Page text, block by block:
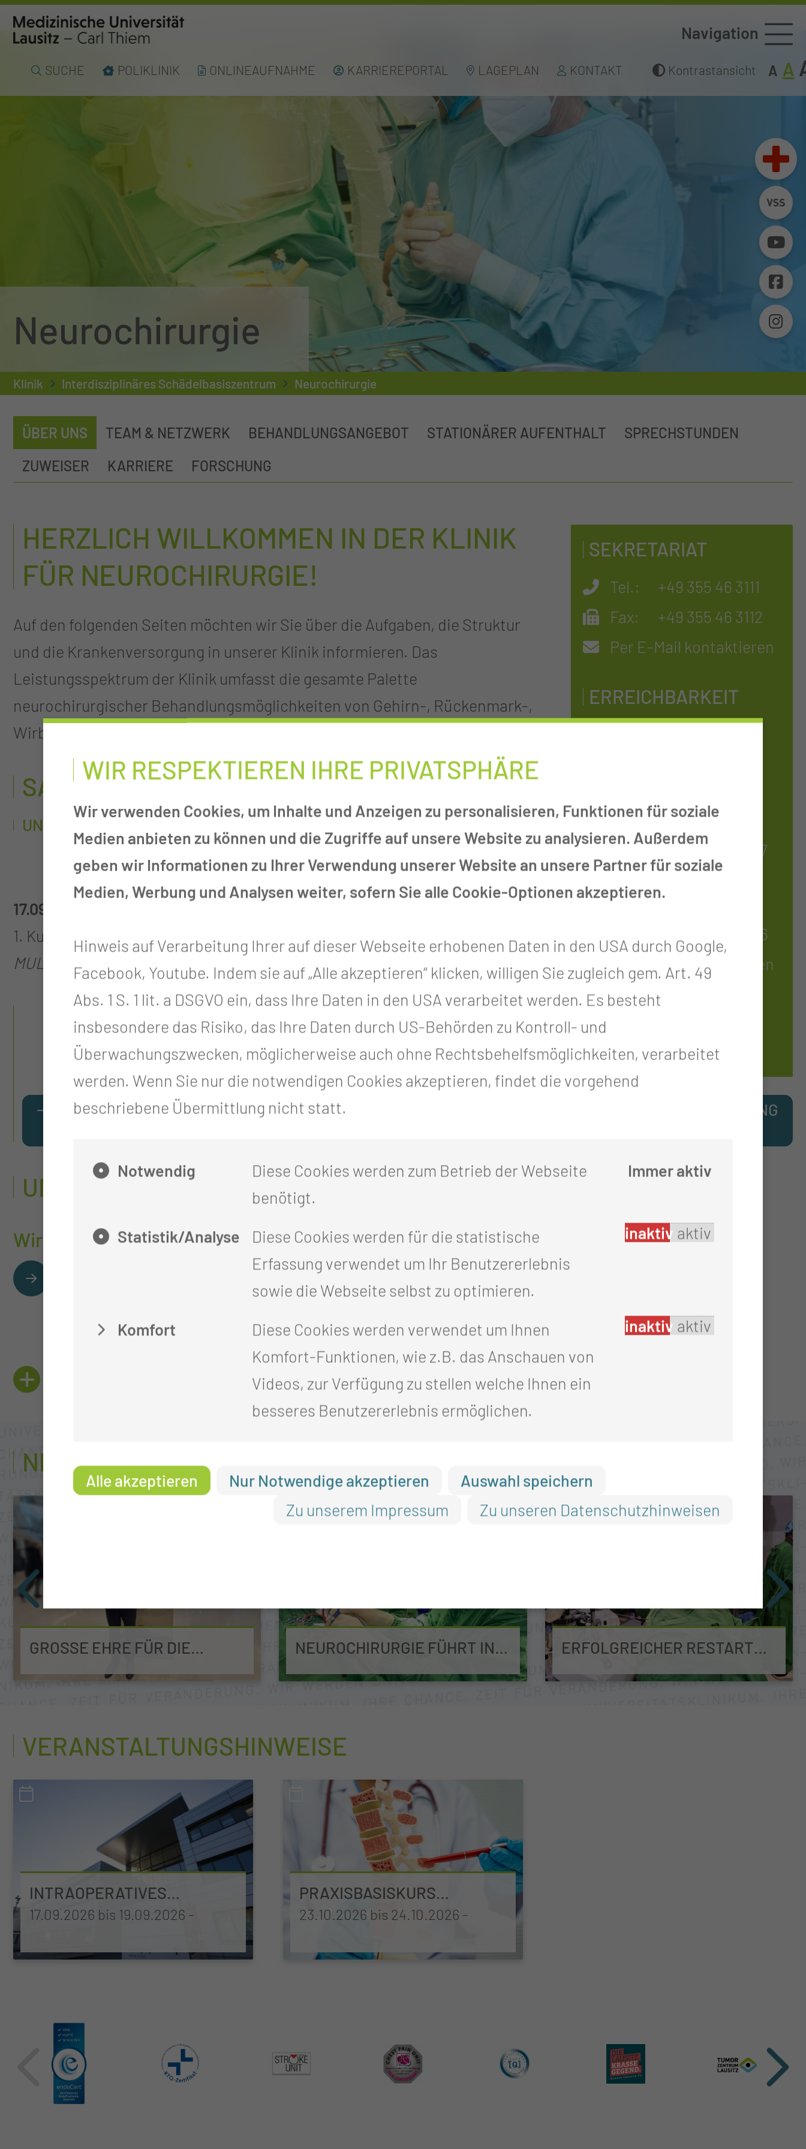
SUCHE POLIKLINIK ONLINEAUFNAHME KARRIEREPORTAL LAGEPLAN KONTAKT Kontrastansicht A A
Navigation
Neurochirurgie
Klinik Interdisziplinäres Schädelbasiszentrum Neurochirurgie
ÜBER UNS TEAM & NETZWERK BEHANDLUNGSANGEBOT STATIONÄRER AUFENTHALT
SPRECHSTUNDEN
ZUWEISER
KARRIERE FORSCHUNG
SEKRETARIAT
Tel.:
+49 355 46 3111
Fax:
+49 355 46 3112
Per E-Mail kontaktieren
ERREICHBARKEIT
TERMINVERGABE
Tel.:
+49 355 46 3377
(Neurochirurgische
Ambulanz)
+49 355 46 3376
Per E-Mail kontaktieren
SO FINDEN SIE UNS
finder.ctk.de
HERZLICH WILLKOMMEN IN DER KLINIK
FÜR NEUROCHIRURGIE!
Auf den folgenden Seiten möchten wir Sie über die Aufgaben, die Struktur
und die Krankenversorgung in unserer Klinik informieren. Das
Leistungsspektrum der Klinik umfasst die gesamte Palette
neurochirurgischer Behandlungsmöglichkeiten von Gehirn-, Rückenmark-,
Wirbelsäulen- und Nervenerkrankungen bzw. -verletzungen.
SAVE THE DATE
UNSERE INTERNATIONALEN WISSENSCHAFTSBEITRÄGE
17.09. - 19.09.2026
1. Kurs Intraoperatives Neuromonitoring in der Neurochirurgie
MUL - CT
HUMANITÄRER EINSATZ IN TANSANIA: NEUROCHIRURGISCHE PARTNERSCHAFT STÄRKT AUSBILDUNG
UNSERE ZERTIFIZIERTEN ZENTREN
Wirbelsäulenzentrum
Interdisziplinäres
Schädelbasiszentrum
QUALITÄTSNACHWEISE
NEUIGKEITEN AUS DER KLINIK
GROSSE EHRE FÜR DIE N
NEUROCHIRURGIE FÜHRT IN
ERFOLGREICHER RESTART
VERANSTALTUNGSHINWEISE
INTRAOPERATIVES
NEUROPHYSIOLOGISCHES
NEUROCHIRURGIE
17.09.2026 bis 19.09.2026 -
PRAXISBASISKURS
WIRBELSÄULENCHIRURGIE
23.10.2026 bis 24.10.2026 -
WIR RESPEKTIEREN IHRE PRIVATSPHÄRE
Wir verwenden Cookies, um Inhalte und Anzeigen zu personalisieren, Funktionen für soziale
Medien anbieten zu können und die Zugriffe auf unsere Website zu analysieren. Außerdem
geben wir Informationen zu Ihrer Verwendung unserer Website an unsere Partner für soziale
Medien, Werbung und Analysen weiter, sofern Sie alle Cookie-Optionen akzeptieren.
Hinweis auf Verarbeitung Ihrer auf dieser Webseite erhobenen Daten in den USA durch Google,
Facebook, Youtube. Indem sie auf „Alle akzeptieren“ klicken, willigen Sie zugleich gem. Art. 49
Abs. 1 S. 1 lit. a DSGVO ein, dass Ihre Daten in den USA verarbeitet werden. Es besteht
insbesondere das Risiko, das Ihre Daten durch US-Behörden zu Kontroll- und
Überwachungszwecken, möglicherweise auch ohne Rechtsbehelfsmöglichkeiten, verarbeitet
werden. Wenn Sie nur die notwendigen Cookies akzeptieren, findet die vorgehend
beschriebene Übermittlung nicht statt.
Notwendig
Diese Cookies werden zum Betrieb der Webseite
benötigt.
Immer aktiv
Statistik/Analyse
Diese Cookies werden für die statistische
Erfassung verwendet um Ihr Benutzererlebnis
sowie die Webseite selbst zu optimieren.
inaktiv aktiv
Komfort
Diese Cookies werden verwendet um Ihnen
Komfort-Funktionen, wie z.B. das Anschauen von
Videos, zur Verfügung zu stellen welche Ihnen ein
besseres Benutzererlebnis ermöglichen.
inaktiv aktiv
Alle akzeptieren Nur Notwendige akzeptieren
Auswahl speichern
Zu unseren Datenschutzhinweisen
Zu unserem Impressum